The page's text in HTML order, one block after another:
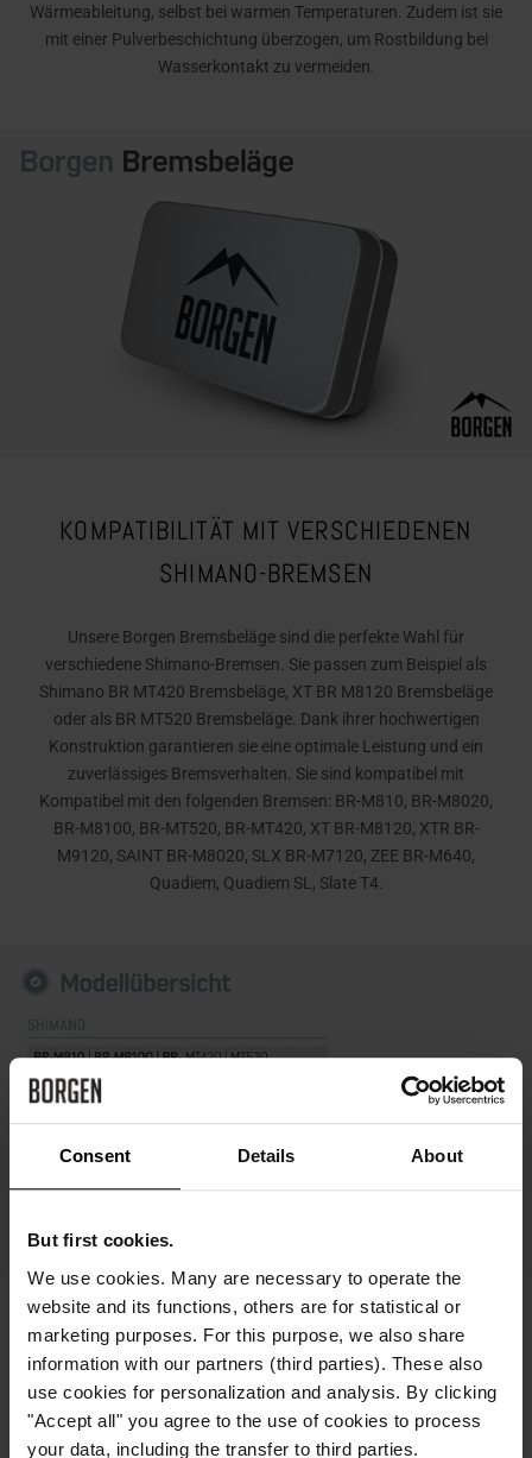
Consent Details About
But first cookies.
We use cookies. Many are necessary to operate the
website and its functions, others are for statistical or
marketing purposes. For this purpose, we also share
information with our partners (third parties). These also
use cookies for personalization and analysis. By clicking
"Accept all" you agree to the use of cookies to process
your data, including the transfer to third parties.
Wärmeableitung, selbst bei warmen Temperaturen. Zudem ist sie
mit einer Pulverbeschichtung überzogen, um Rostbildung bei
Wasserkontakt zu vermeiden.
KOMPATIBILITÄT MIT VERSCHIEDENEN
SHIMANO-BREMSEN
Unsere Borgen Bremsbeläge sind die perfekte Wahl für
verschiedene Shimano-Bremsen. Sie passen zum Beispiel als
Shimano BR MT420 Bremsbeläge, XT BR M8120 Bremsbeläge
oder als BR MT520 Bremsbeläge. Dank ihrer hochwertigen
Konstruktion garantieren sie eine optimale Leistung und ein
zuverlässiges Bremsverhalten. Sie sind kompatibel mit
Kompatibel mit den folgenden Bremsen: BR-M810, BR-M8020,
BR-M8100, BR-MT520, BR-MT420, XT BR-M8120, XTR BR-
M9120, SAINT BR-M8020, SLX BR-M7120, ZEE BR-M640,
Quadiem, Quadiem SL, Slate T4.
DESIGN UND QUALITÄT AUS DEUTSCHLAND
Unsere Bremsbeläge wurden in Deutschland entwickelt und